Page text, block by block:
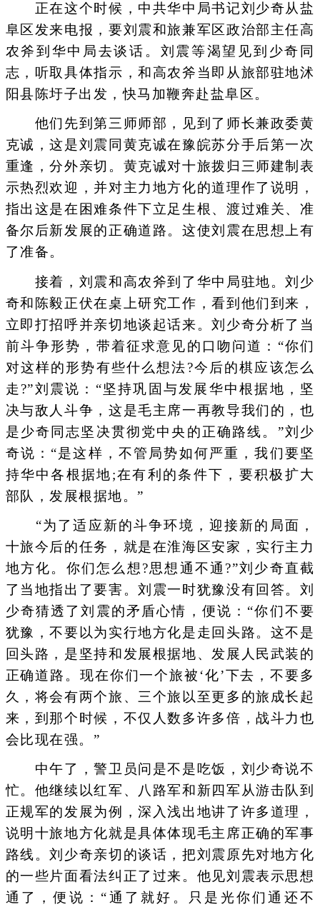
正在这个时候，中共华中局书记刘少奇从盐
阜区发来电报，要刘震和旅兼军区政治部主任高
农斧到华中局去谈话。刘震等渴望见到少奇同
志，听取具体指示，和高农斧当即从旅部驻地沭
阳县陈圩子出发，快马加鞭奔赴盐阜区。
他们先到第三师师部，见到了师长兼政委黄
克诚，这是刘震同黄克诚在豫皖苏分手后第一次
重逢，分外亲切。黄克诚对十旅拨归三师建制表
示热烈欢迎，并对主力地方化的道理作了说明，
指出这是在困难条件下立足生根、渡过难关、准
备尔后新发展的正确道路。这使刘震在思想上有
了准备。
接着，刘震和高农斧到了华中局驻地。刘少
奇和陈毅正伏在桌上研究工作，看到他们到来，
立即打招呼并亲切地谈起话来。刘少奇分析了当
前斗争形势，带着征求意见的口吻问道：“你们
对这样的形势有些什么想法?今后的棋应该怎么
走?”刘震说：“坚持巩固与发展华中根据地，坚
决与敌人斗争，这是毛主席一再教导我们的，也
是少奇同志坚决贯彻党中央的正确路线。”刘少
奇说：“是这样，不管局势如何严重，我们要坚
持华中各根据地;在有利的条件下，要积极扩大
部队，发展根据地。”
“为了适应新的斗争环境，迎接新的局面，
十旅今后的任务，就是在淮海区安家，实行主力
地方化。你们怎么想?思想通不通?”刘少奇直截
了当地指出了要害。刘震一时犹豫没有回答。刘
少奇猜透了刘震的矛盾心情，便说：“你们不要
犹豫，不要以为实行地方化是走回头路。这不是
回头路，是坚持和发展根据地、发展人民武装的
正确道路。现在你们一个旅被‘化’下去，不要多
久，将会有两个旅、三个旅以至更多的旅成长起
来，到那个时候，不仅人数多许多倍，战斗力也
会比现在强。”
中午了，警卫员问是不是吃饭，刘少奇说不
忙。他继续以红军、八路军和新四军从游击队到
正规军的发展为例，深入浅出地讲了许多道理，
说明十旅地方化就是具体体现毛主席正确的军事
路线。刘少奇亲切的谈话，把刘震原先对地方化
的一些片面看法纠正了过来。他见刘震表示思想
通了，便说：“通了就好。只是光你们通还不